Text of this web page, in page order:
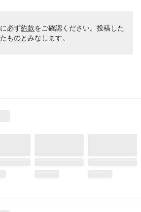
必ず約款をご確認ください。投稿した
ものとみなします。